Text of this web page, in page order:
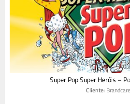
Super Pop Super Heróis –
Cliente: Brandcare